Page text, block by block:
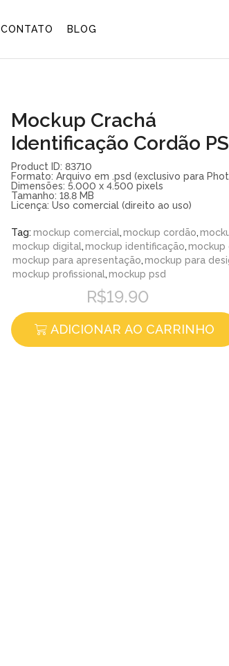
CONTATO BLOG
Mockup Crachá
Identificação Cordão
Product ID: 83710
Formato: Arquivo em .psd (exclusivo para
Dimensões: 5.000 x 4.500 pixels
Tamanho: 18.8 MB
Licença: Uso comercial (direito ao uso)
Tag: mockup comercial,mockup cordão,
mockup digital,mockup identificação,mockup
mockup para apresentação,mockup para
mockup profissional,mockup psd
R$19.90
ADICIONAR AO CARRINHO